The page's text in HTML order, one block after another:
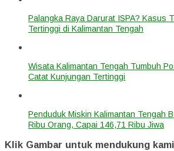
Palangka Raya Darurat ISPA? Kasus
Tertinggi di Kalimantan Tengah
Wisata Kalimantan Tengah Tumbuh
Catat Kunjungan Tertinggi
Penduduk Miskin Kalimantan Tengah
Ribu Orang, Capai 146,71 Ribu Jiwa
Klik Gambar untuk mendukung kami